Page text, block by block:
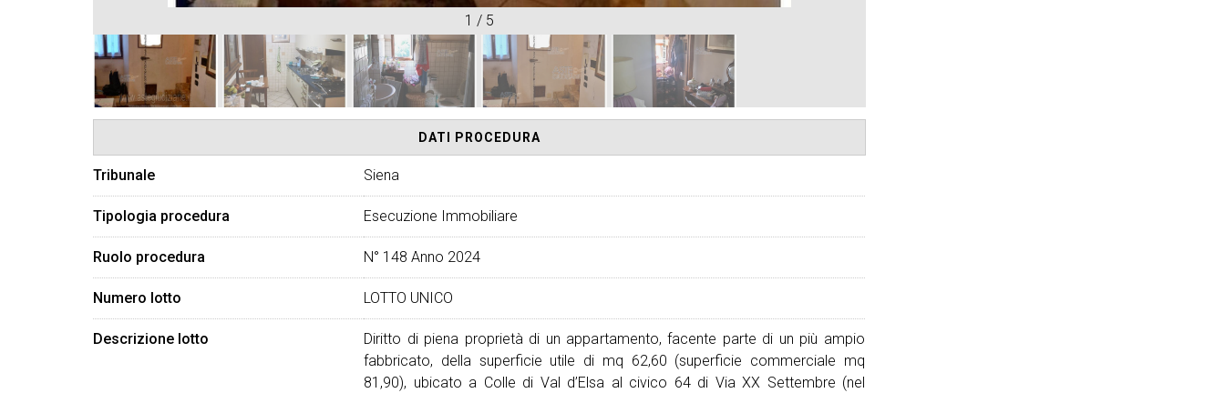
1 / 5
DATI PROCEDURA
Tribunale Siena
Tipologia procedura Esecuzione Immobiliare
Ruolo procedura N° 148 Anno 2024
Numero lotto LOTTO UNICO
Descrizione lotto
Diritto di piena proprietà di un appartamento, facente parte di un più ampio
fabbricato, della superficie utile di mq 62,60 (superficie commerciale mq
81,90), ubicato a Colle di Val d’Elsa al civico 64 di Via XX Settembre (nel